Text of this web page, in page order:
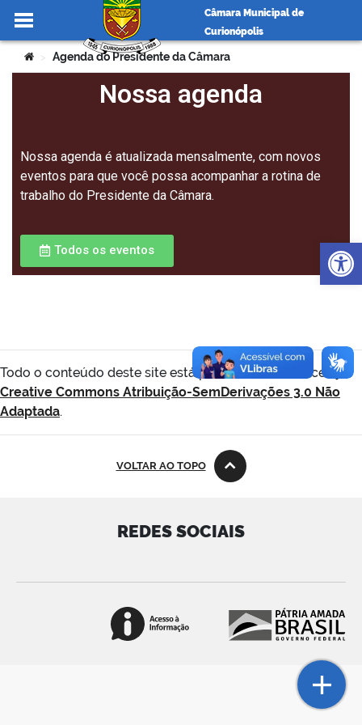
Ir para o conteúdo
Câmara Municipal de
Curionópolis
Você está aqui:
> Agenda do Presidente da Câmara
Nossa agenda
Nossa agenda é atualizada mensalmente, com novos
eventos para que você possa acompanhar a rotina de
trabalho do Presidente da Câmara.
Todos os eventos
Todo o conteúdo deste site está publicado sob a Licença
Creative Commons Atribuição-SemDerivações 3.0 Não
Adaptada.
VOLTAR AO TOPO
REDES SOCIAIS